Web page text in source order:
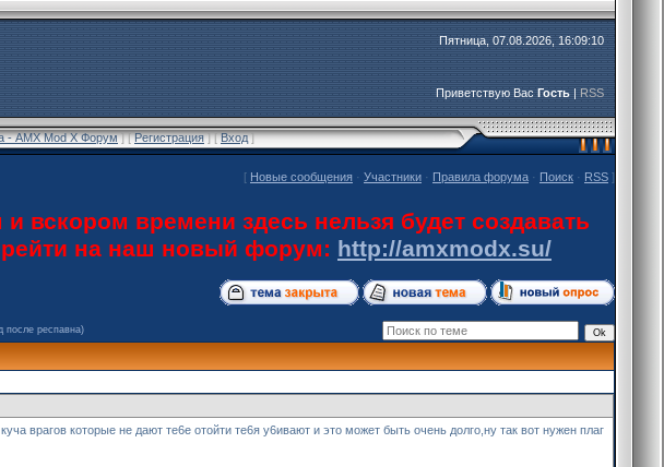
Пятница, 07.08.2026, 16:09:10
Приветствую Вас Гость|RSS
- AMX Mod X Форум] [Регистрация] [Вход]
[ Новые сообщения · Участники · Правила форума · Поиск · RSS ]
времени здесь нельзя будет создавать
на наш новый форум: http://amxmodx.su/
после респавна)
врагов которые не дают те6е отойти те6я у6ивают и это может быть очень долго,ну так вот нужен плаг